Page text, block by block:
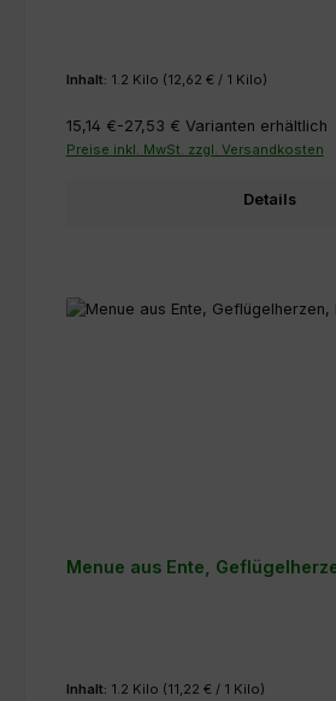
Inhalt: 1.2 Kilo (12,62 € / 1 Kilo)
15,14 €-27,53 € Varianten erhältlich
Preise inkl. MwSt. zzgl. Versandkosten
Details
Menue aus Ente,
Inhalt: 1.2 Kilo (11,22 € / 1 Kilo)